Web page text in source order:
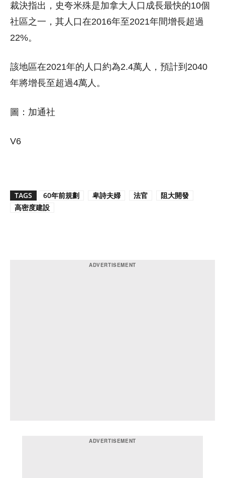
裁決指出，史夸米殊是加拿大人口成長最快的10個
社區之一，其人口在2016年至2021年間增長超過
22%。
該地區在2021年的人口約為2.4萬人，預計到2040
年將增長至超過4萬人。
圖：加通社
V6
TAGS 60年前規劃 卑詩夫婦 法官
阻大開發
高密度建設